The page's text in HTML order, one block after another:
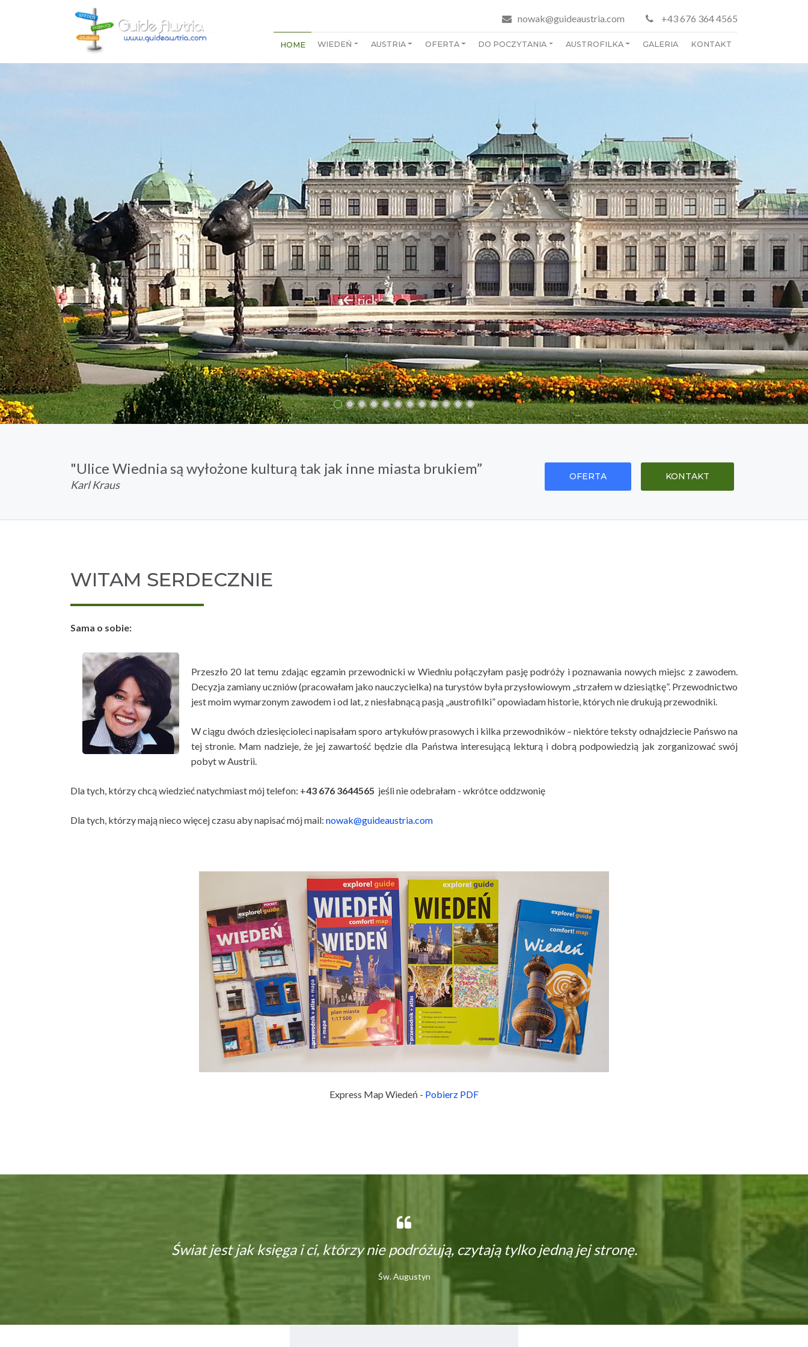
nowak@guideaustria.com +43 676 364 4565
HOME WIEDEŃ AUSTRIA OFERTA DO POCZYTANIA AUSTROFILKA GALERIA KONTAKT
Previous Next
"Ulice Wiednia są wyłożone kulturą tak jak inne miasta brukiem”
Karl Kraus
OFERTA KONTAKT
WITAM SERDECZNIE
Sama o sobie:
Przeszło 20 lat temu zdając egzamin przewodnicki w Wiedniu połączyłam pasję podróży i poznawania nowych miejsc z zawodem.
Decyzja zamiany uczniów (pracowałam jako nauczycielka) na turystów była przysłowiowym „strzałem w dziesiątkę”. Przewodnictwo
jest moim wymarzonym zawodem i od lat, z niesłabnącą pasją „austrofilki” opowiadam historie, których nie drukują przewodniki.
W ciągu dwóch dziesięcioleci napisałam sporo artykułów prasowych i kilka przewodników – niektóre teksty odnajdziecie Pańswo na
tej stronie. Mam nadzieje, że jej zawartość będzie dla Państwa interesującą lekturą i dobrą podpowiedzią jak zorganizować swój
pobyt w Austrii.
Dla tych, którzy chcą wiedzieć natychmiast mój telefon: +43 676 3644565 jeśli nie odebrałam - wkrótce oddzwonię
Dla tych, którzy mają nieco więcej czasu aby napisać mój mail: nowak@guideaustria.com
Express Map Wiedeń - Pobierz PDF
Świat jest jak księga i ci, którzy nie podróżują, czytają tylko jedną jej stronę.
Św. Augustyn